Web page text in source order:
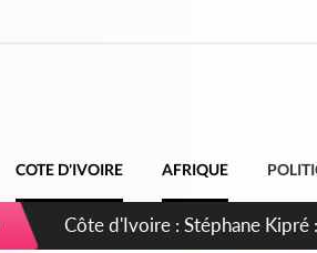
COTE D'IVOIRE AFRIQUE
Mali : Les FAMa accueillent